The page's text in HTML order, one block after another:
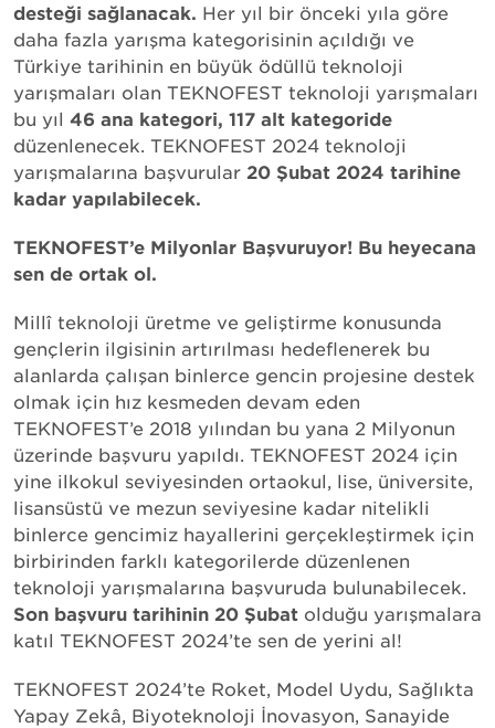
desteği sağlanacak. Her yıl bir önceki yıla göre
daha fazla yarışma kategorisinin açıldığı ve
Türkiye tarihinin en büyük ödüllü teknoloji
yarışmaları olan TEKNOFEST teknoloji yarışmaları
bu yıl 46 ana kategori, 117 alt kategoride
düzenlenecek. TEKNOFEST 2024 teknoloji
yarışmalarına başvurular 20 Şubat 2024 tarihine
kadar yapılabilecek.
TEKNOFEST’e Milyonlar Başvuruyor! Bu heyecana
sen de ortak ol.
Millî teknoloji üretme ve geliştirme konusunda
gençlerin ilgisinin artırılması hedeflenerek bu
alanlarda çalışan binlerce gencin projesine destek
olmak için hız kesmeden devam eden
TEKNOFEST’e 2018 yılından bu yana 2 Milyonun
üzerinde başvuru yapıldı. TEKNOFEST 2024 için
yine ilkokul seviyesinden ortaokul, lise, üniversite,
lisansüstü ve mezun seviyesine kadar nitelikli
binlerce gencimiz hayallerini gerçekleştirmek için
birbirinden farklı kategorilerde düzenlenen
teknoloji yarışmalarına başvuruda bulunabilecek.
Son başvuru tarihinin 20 Şubat olduğu yarışmalara
katıl TEKNOFEST 2024’te sen de yerini al!
TEKNOFEST 2024’te Roket, Model Uydu, Sağlıkta
Yapay Zekâ, Biyoteknoloji İnovasyon, Sanayide